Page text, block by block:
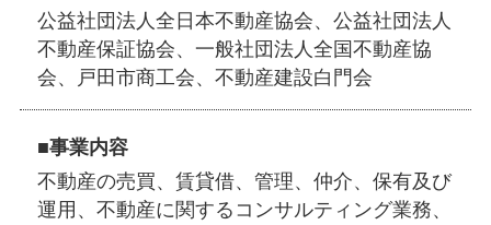
公益社団法人全日本不動産協会、公益社団法人
不動産保証協会、一般社団法人全国不動産協
会、戸田市商工会、不動産建設白門会
■事業内容
不動産の売買、賃貸借、管理、仲介、保有及び
運用、不動産に関するコンサルティング業務、